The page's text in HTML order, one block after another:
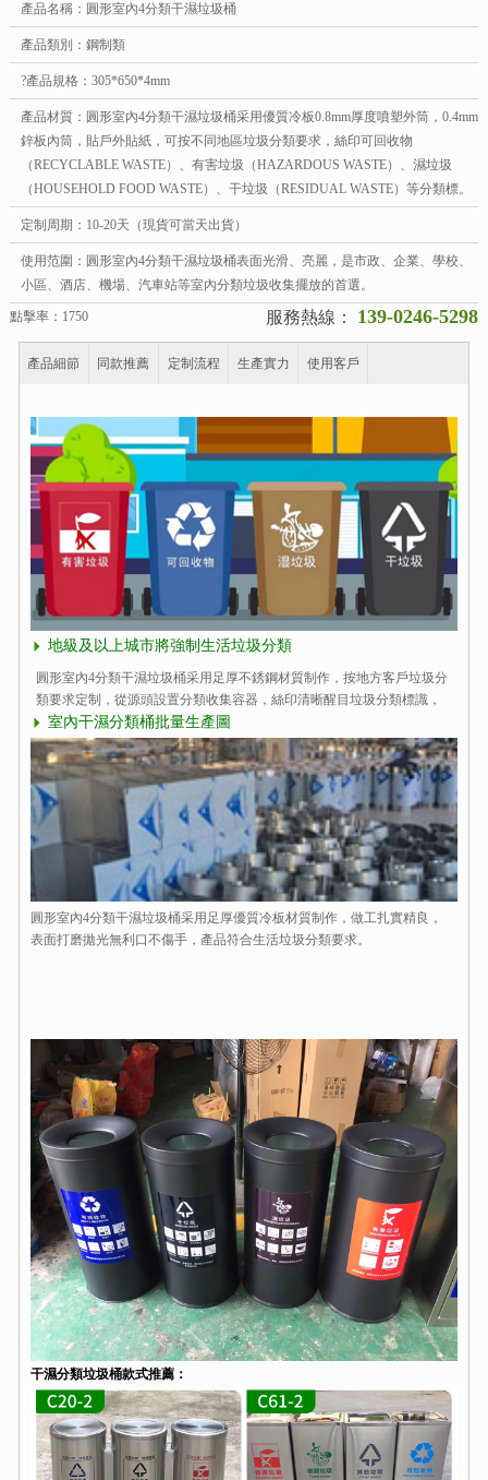
產品名稱：圓形室內4分類干濕垃圾桶
產品類別：鋼制類
?產品規格：305*650*4mm
產品材質：圓形室內4分類干濕垃圾桶采用優質冷板0.8mm厚度噴塑外筒，0.4mm
鋅板內筒，貼戶外貼紙，可按不同地區垃圾分類要求，絲印可回收物
（RECYCLABLE WASTE）、有害垃圾（HAZARDOUS WASTE）、濕垃圾
（HOUSEHOLD FOOD WASTE）、干垃圾（RESIDUAL WASTE）等分類標。
定制周期：10-20天（現貨可當天出貨）
使用范圍：圓形室內4分類干濕垃圾桶表面光滑、亮麗，是市政、企業、學校、
小區、酒店、機場、汽車站等室內分類垃圾收集擺放的首選。
點擊率：1750 服務熱線： 139-0246-5298
產品細節 同款推薦 定制流程 生產實力 使用客戶
地級及以上城市將強制生活垃圾分類
圓形室內4分類干濕垃圾桶采用足厚不銹鋼材質制作，按地方客戶垃圾分
類要求定制，從源頭設置分類收集容器，絲印清晰醒目垃圾分類標識，
規范投放垃圾減量分類。
室內干濕分類桶批量生產圖
圓形室內4分類干濕垃圾桶采用足厚優質冷板材質制作，做工扎實精良，
表面打磨拋光無利口不傷手，產品符合生活垃圾分類要求。
干濕分類垃圾桶款式推薦：